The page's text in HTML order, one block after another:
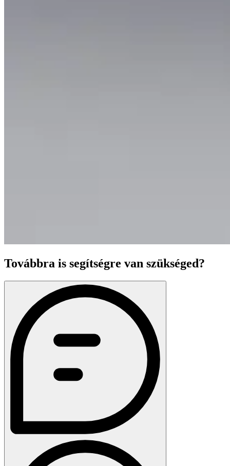
Továbbra is segítségre van szükséged?